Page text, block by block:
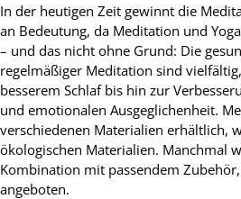
In der heutigen Zeit gewinnt die
an Bedeutung, da Meditation und
– und das nicht ohne Grund: Die
regelmäßiger Meditation sind
besserem Schlaf bis hin zur
und emotionalen Ausgeglichenheit.
verschiedenen Materialien erhältlich,
ökologischen Materialien. Manchmal
Kombination mit passendem
angeboten.